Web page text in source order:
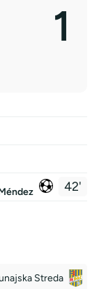
1
42'
Streda